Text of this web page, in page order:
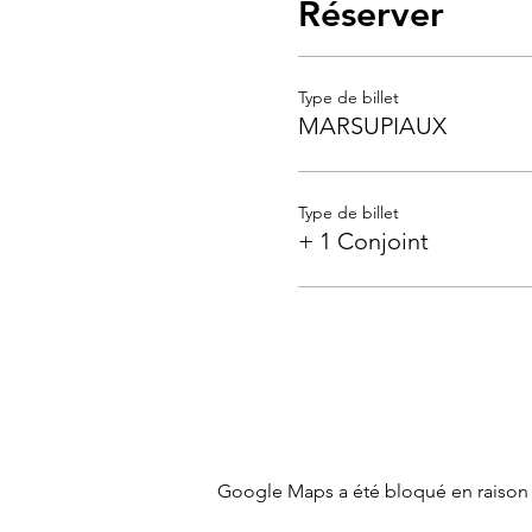
Réserver
Type de billet
MARSUPIAUX
Type de billet
+ 1 Conjoint
Google Maps a été bloqué en